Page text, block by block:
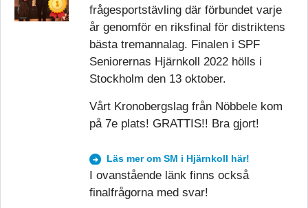
frågesportstävling där förbundet varje
år genomför en riksfinal för distriktens
bästa tremannalag. Finalen i SPF
Seniorernas Hjärnkoll 2022 hölls i
Stockholm den 13 oktober.
Vårt Kronobergslag från Nöbbele kom
på 7e plats! GRATTIS!! Bra gjort!
Läs mer om SM i Hjärnkoll här!
I ovanstående länk finns också
finalfrågorna med svar!